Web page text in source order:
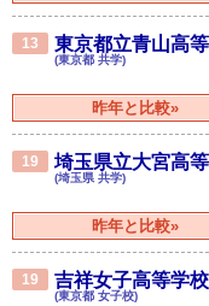
13 東京都立青山高
(東京都 共学)
昨年と比較»
19 埼玉県立大宮高
(埼玉県 共学)
昨年と比較»
19 吉祥女子高等学校
(東京都 女子校)